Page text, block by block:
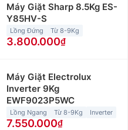
Máy Giặt Sharp 8.5Kg ES-
Y85HV-S
Lồng Đứng Từ 8-9Kg
3.800.000
Máy Giặt Electrolux
Inverter 9Kg
EWF9023P5WC
Lồng Ngang Từ 8-9Kg Inverter
7.550.000